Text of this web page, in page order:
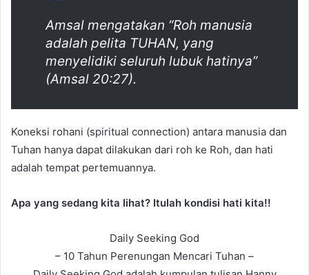
Amsal mengatakan “Roh manusia
adalah pelita TUHAN, yang
menyelidiki seluruh lubuk hatinya”
(Amsal 20:27).
Koneksi rohani (spiritual connection) antara manusia dan
Tuhan hanya dapat dilakukan dari roh ke Roh, dan hati
adalah tempat pertemuannya.
Apa yang sedang kita lihat? Itulah kondisi hati kita!!
Daily Seeking God
– 10 Tahun Perenungan Mencari Tuhan –